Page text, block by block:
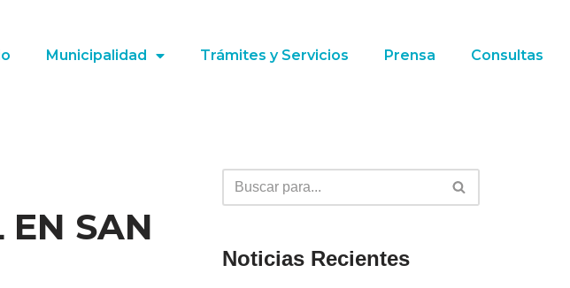
Municipalidad Trámites y Servicios Prensa Consultas
EN SAN
Noticias Recientes